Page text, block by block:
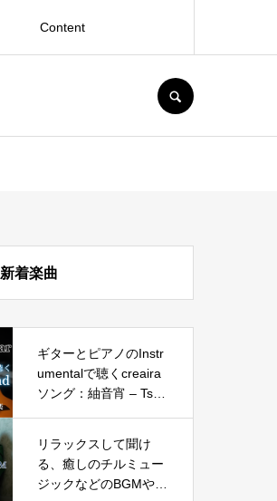
Content
新着楽曲
ギターとピアノのInstr
umentalで聴くcreaira
ソング：紬音宵 – Tsu
リラックスして聞け
る、癒しのチルミュー
ジックなどのBGMやヒ